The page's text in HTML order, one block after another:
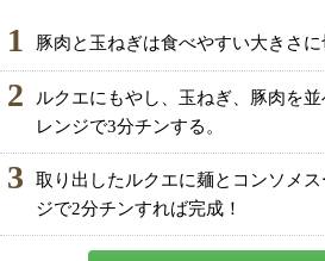
1 豚肉と玉ねぎは食べやすい大きさに
2
ルクエにもやし、玉ねぎ、豚肉を
レンジで3分チンする。
3
取り出したルクエに麺とコンソメ
ジで2分チンすれば完成！